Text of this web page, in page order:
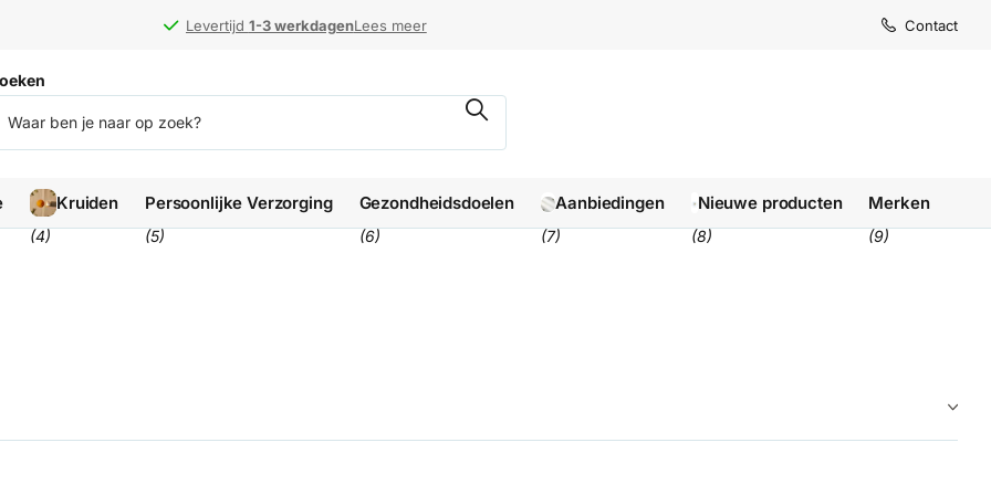
Contact
Kruiden
(4)
Persoonlijke Verzorging
(5)
Gezondheidsdoelen
(6)
Aanbiedingen
(7)
Nieuwe producten
(8)
Merken
(9)